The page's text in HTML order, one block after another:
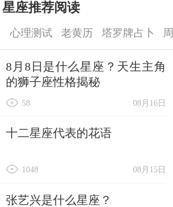
星座推荐阅读
心理测试 老黄历 塔罗牌占卜
8月8日是什么星座？天生主角
的狮子座性格揭秘
08月16日
58
十二星座代表的花语
08月15日
1048
张艺兴是什么星座？